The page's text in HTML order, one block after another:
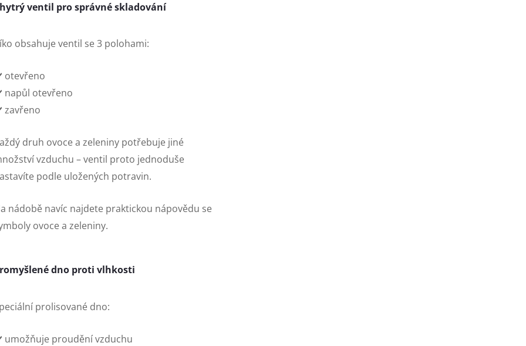
ventil pro správné skladování
obsahuje ventil se 3 polohami:
otevřeno
napůl otevřeno
zavřeno
druh ovoce a zeleniny potřebuje jiné
vzduchu – ventil proto jednoduše
podle uložených potravin.
nádobě navíc najdete praktickou nápovědu se
ovoce a zeleniny.
dno proti vlhkosti
prolisované dno:
umožňuje proudění vzduchu